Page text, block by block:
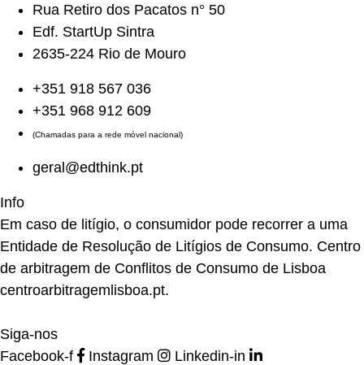
Rua Retiro dos Pacatos n° 50
Edf. StartUp Sintra
2635-224 Rio de Mouro
+351 918 567 036
+351 968 912 609
(Chamadas para a rede móvel nacional)
geral@edthink.pt
Info
Em caso de litígio, o consumidor pode recorrer a uma
Entidade de Resolução de Litígios de Consumo. Centro
de arbitragem de Conflitos de Consumo de Lisboa
centroarbitragemlisboa.pt.
Siga-nos
Facebook-f
Instagram Linkedin-in